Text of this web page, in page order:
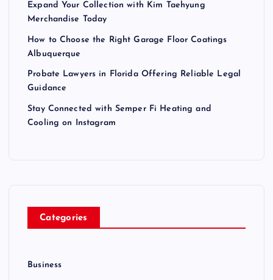
Expand Your Collection with Kim Taehyung
Merchandise Today
How to Choose the Right Garage Floor Coatings
Albuquerque
Probate Lawyers in Florida Offering Reliable Legal
Guidance
Stay Connected with Semper Fi Heating and
Cooling on Instagram
Categories
Business